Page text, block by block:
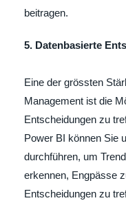
beitragen.
5. Datenbasierte
Eine der grössten
Management ist die
Entscheidungen zu
Power BI können Sie
durchführen, um
erkennen, Engpässe
Entscheidungen zu